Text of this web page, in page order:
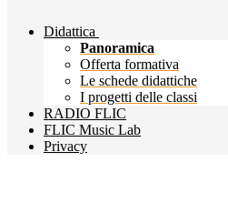
Didattica
Panoramica
Offerta formativa
Le schede didattiche
I progetti delle classi
RADIO FLIC
FLIC Music Lab
Privacy